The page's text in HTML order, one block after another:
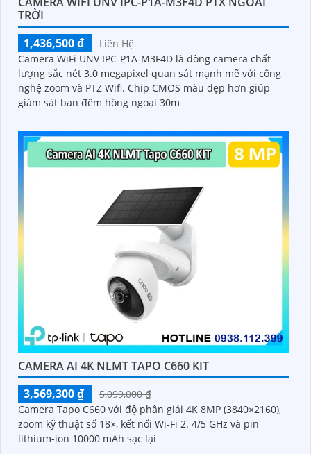
TRỜI
1,436,500 ₫
Liên Hệ
Camera WiFi UNV IPC-P1A-M3F4D là dòng camera chất
lượng sắc nét 3.0 megapixel quan sát mạnh mẽ với công
nghệ zoom và PTZ Wifi. Chip CMOS màu đẹp hơn giúp
giám sát ban đêm hồng ngoại 30m
CAMERA AI 4K NLMT TAPO C660 KIT
3,569,300 ₫
5,099,000 ₫
Camera Tapo C660 với độ phân giải 4K 8MP (3840×2160),
zoom kỹ thuật số 18×, kết nối Wi-Fi 2. 4/5 GHz và pin
lithium-ion 10000 mAh sạc lại